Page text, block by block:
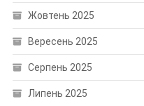
Жовтень 2025
Вересень 2025
Серпень 2025
Липень 2025